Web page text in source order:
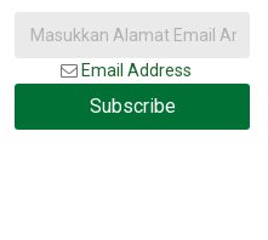
Email Address
Subscribe